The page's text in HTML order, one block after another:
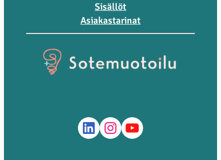
Sisällöt
Asiakastarinat
LinkedIn
Instagram
YouTube